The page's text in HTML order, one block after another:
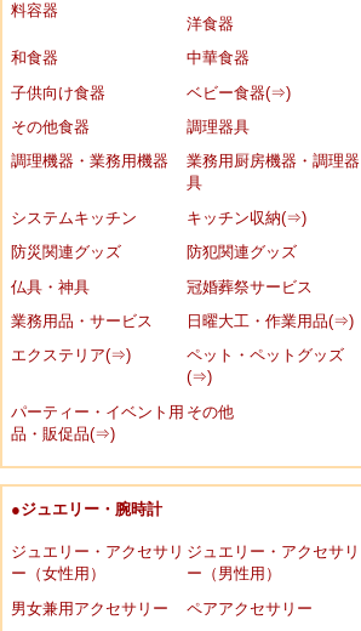
料容器
洋食器
和食器
中華食器
子供向け食器
ベビー食器(⇒)
その他食器
調理器具
調理機器・業務用機器
業務用厨房機器・調理器
具
システムキッチン
キッチン収納(⇒)
防災関連グッズ
防犯関連グッズ
仏具・神具
冠婚葬祭サービス
業務用品・サービス
日曜大工・作業用品(⇒)
エクステリア(⇒)
ペット・ペットグッズ
(⇒)
パーティー・イベント用
品・販促品(⇒)
その他
●ジュエリー・腕時計
ジュエリー・アクセサリ
ー（女性用）
ジュエリー・アクセサリ
ー（男性用）
男女兼用アクセサリー
ペアアクセサリー